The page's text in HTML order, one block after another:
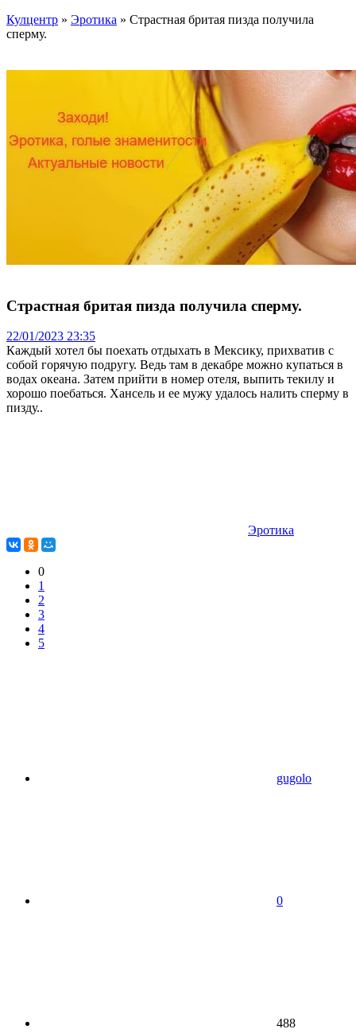
Кулцентр » Эротика » Страстная бритая пизда получила
сперму.
Страстная бритая пизда получила сперму.
22/01/2023 23:35
Каждый хотел бы поехать отдыхать в Мексику, прихватив с
собой горячую подругу. Ведь там в декабре можно купаться в
водах океана. Затем прийти в номер отеля, выпить текилу и
хорошо поебаться. Хансель и ее мужу удалось налить сперму в
пизду..
Эротика
0
1
2
3
4
5
gugolo
0
488